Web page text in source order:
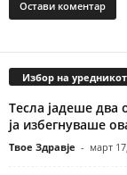
Избор на уредникот
Тесла јадеше два
ја избегнуваше
Твое Здравје - март